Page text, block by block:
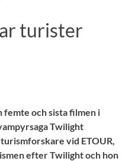
turister
femte och sista filmen i
Twilight
vid ETOUR,
efter Twilight och hon